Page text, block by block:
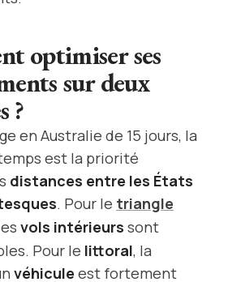
optimiser ses
sur deux
?
en Australie de 15 jours, la
est la priorité
distances entre les États
. Pour le triangle
vols intérieurs sont
Pour le littoral, la
véhicule est fortement